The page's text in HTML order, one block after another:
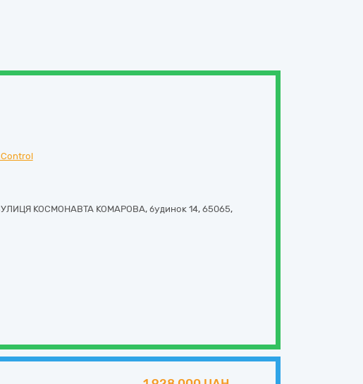
КОСМОНАВТА КОМАРОВА, будинок 14, 65065,